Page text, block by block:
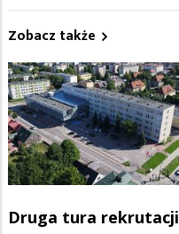
Zobacz także
Druga tura rekrutacji